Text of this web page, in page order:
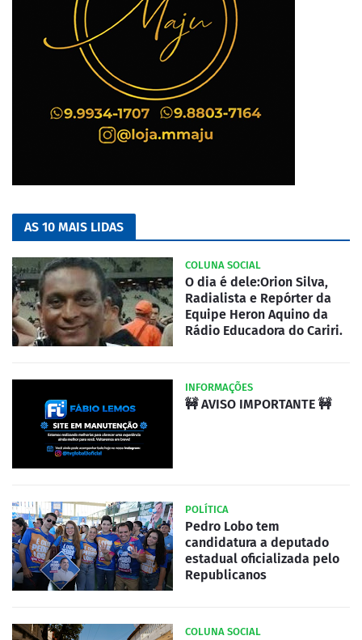
AS 10 MAIS LIDAS
COLUNA SOCIAL
O dia é dele:Orion Silva,
Radialista e Repórter da
Equipe Heron Aquino da
Rádio Educadora do Cariri.
INFORMAÇÕES
🚧 AVISO IMPORTANTE 🚧
POLÍTICA
Pedro Lobo tem
candidatura a deputado
estadual oficializada pelo
Republicanos
COLUNA SOCIAL